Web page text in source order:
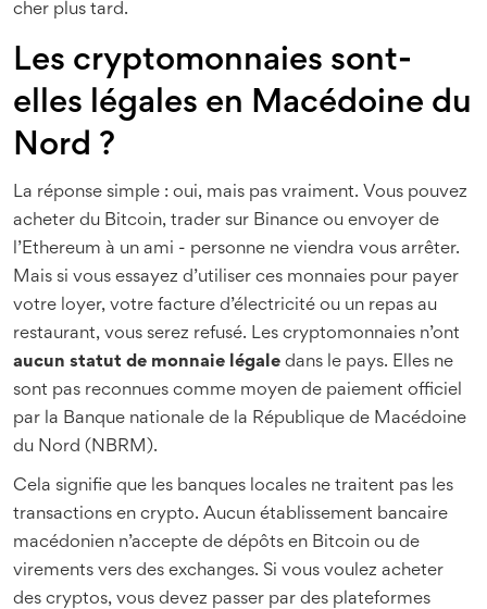
cher plus tard.
Les cryptomonnaies sont-
elles légales en Macédoine du
Nord ?
La réponse simple : oui, mais pas vraiment. Vous pouvez
acheter du Bitcoin, trader sur Binance ou envoyer de
l’Ethereum à un ami - personne ne viendra vous arrêter.
Mais si vous essayez d’utiliser ces monnaies pour payer
votre loyer, votre facture d’électricité ou un repas au
restaurant, vous serez refusé. Les cryptomonnaies n’ont
aucun statut de monnaie légale dans le pays. Elles ne
sont pas reconnues comme moyen de paiement officiel
par la Banque nationale de la République de Macédoine
du Nord (NBRM).
Cela signifie que les banques locales ne traitent pas les
transactions en crypto. Aucun établissement bancaire
macédonien n’accepte de dépôts en Bitcoin ou de
virements vers des exchanges. Si vous voulez acheter
des cryptos, vous devez passer par des plateformes